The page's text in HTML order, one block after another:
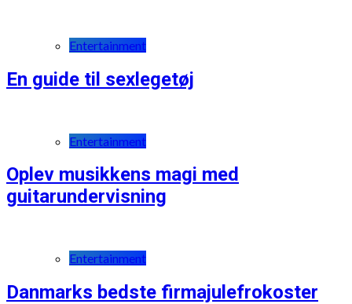
Entertainment
En guide til sexlegetøj
Entertainment
Oplev musikkens magi med
guitarundervisning
Entertainment
Danmarks bedste firmajulefrokoster